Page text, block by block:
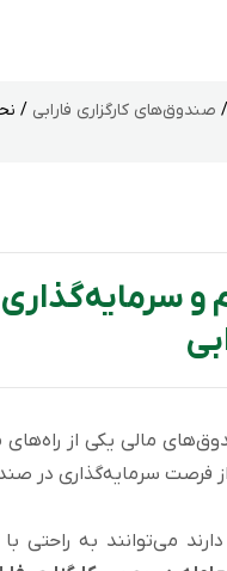
/ صندوق‌های کارگزاری فارابی /
و
مالی یکی از
فرصت سرمایه‌گذاری در
می‌توانند به راحتی